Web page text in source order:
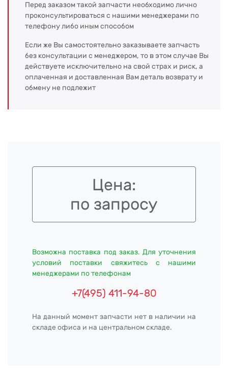
Перед заказом такой запчасти необходимо лично
проконсультироваться с нашими менеджерами по
телефону либо иным способом
Если же Вы самостоятельно заказываете запчасть
без консультации с менеджером, то в этом случае Вы
действуете исключительно на свой страх и риск, а
оплаченная и доставленная Вам деталь возврату и
обмену не подлежит
Цена:
по запросу
Возможна поставка под заказ. Для уточнения
условий поставки свяжитесь с нашими
менеджерами по телефонам
+7(495) 411-94-80
На данный момент запчасти нет в наличии на
складе офиса и на центральном складе.